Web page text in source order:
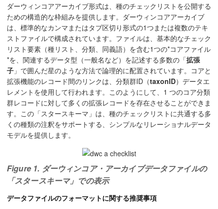
ダーウィンコアアーカイブ形式は、種のチェックリストを公開する
ための構造的な枠組みを提供します。ダーウィンコアアーカイブ
は、標準的なカンマまたはタブ区切り形式の1つまたは複数のテキ
ストファイルで構成されています。ファイルは、基本的なチェック
リスト要素（種リスト、分類、同義語）を含む1つの*コアファイル
*を、関連するデータ型（一般名など）を記述する多数の「拡張
子 」で囲んだ星のような方法で論理的に配置されています。コアと
拡張機能のレコード間のリンクは、分類群ID（taxonID）データエ
レメントを使用して行われます。このようにして、1 つのコア分類
群レコードに対して多くの拡張レコードを存在させることができま
す。この「スタースキーマ」は、種のチェックリストに共通する多
くの種類の注釈をサポートする、シンプルなリレーショナルデータ
モデルを提供します。
Figure 1. ダーウィンコア・アーカイブデータファイルの
「スタースキーマ」での表示
データファイルのフォーマットに関する推奨事項